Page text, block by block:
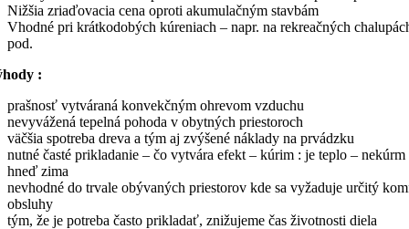
Nižšia zriaďovacia cena oproti akumulačným stavbám
Vhodné pri krátkodobých kúreniach – napr. na rekreačných
pod.
:
prašnosť vytváraná konvekčným ohrevom vzduchu
nevyvážená tepelná pohoda v obytných priestoroch
väčšia spotreba dreva a tým aj zvýšené náklady na prvádzku
nutné časté prikladanie – čo vytvára efekt – kúrim : je teplo – nekúrm
hneď zima
nevhodné do trvale obývaných priestorov kde sa vyžaduje určitý
obsluhy
tým, že je potreba často prikladať, znižujeme čas životnosti diela